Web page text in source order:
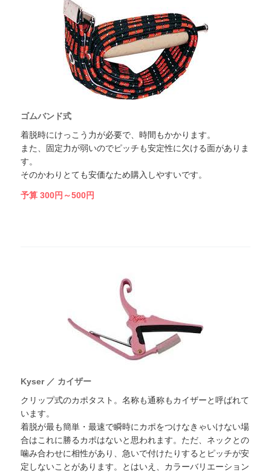
ゴムバンド式
着脱時にけっこう力が必要で、時間もかかります。
また、固定力が弱いのでピッチも安定性に欠ける面がありま
す。
そのかわりとても安価なため購入しやすいです。
予算 300円～500円
Kyser ／ カイザー
クリップ式のカポタスト。名称も通称もカイザーと呼ばれて
います。
着脱が最も簡単・最速で瞬時にカポをつけなきゃいけない場
合はこれに勝るカポはないと思われます。ただ、ネックとの
噛み合わせに相性があり、急いで付けたりするとピッチが安
定しないことがあります。とはいえ、カラーバリエーション